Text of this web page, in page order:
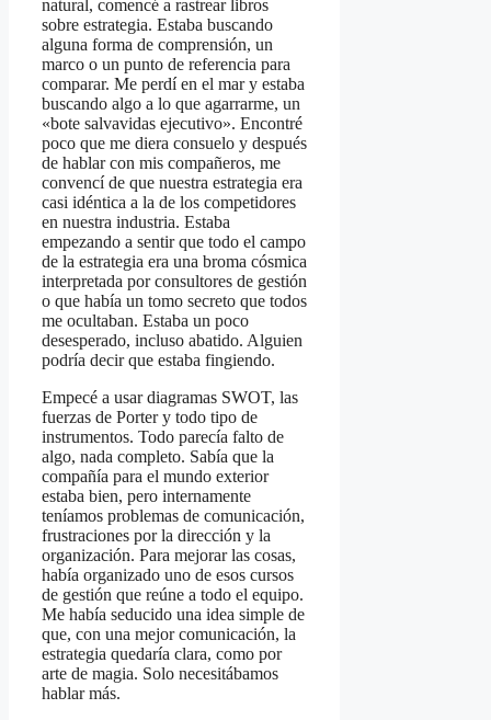
natural, comencé a rastrear libros
sobre estrategia. Estaba buscando
alguna forma de comprensión, un
marco o un punto de referencia para
comparar. Me perdí en el mar y estaba
buscando algo a lo que agarrarme, un
«bote salvavidas ejecutivo». Encontré
poco que me diera consuelo y después
de hablar con mis compañeros, me
convencí de que nuestra estrategia era
casi idéntica a la de los competidores
en nuestra industria. Estaba
empezando a sentir que todo el campo
de la estrategia era una broma cósmica
interpretada por consultores de gestión
o que había un tomo secreto que todos
me ocultaban. Estaba un poco
desesperado, incluso abatido. Alguien
podría decir que estaba fingiendo.
Empecé a usar diagramas SWOT, las
fuerzas de Porter y todo tipo de
instrumentos. Todo parecía falto de
algo, nada completo. Sabía que la
compañía para el mundo exterior
estaba bien, pero internamente
teníamos problemas de comunicación,
frustraciones por la dirección y la
organización. Para mejorar las cosas,
había organizado uno de esos cursos
de gestión que reúne a todo el equipo.
Me había seducido una idea simple de
que, con una mejor comunicación, la
estrategia quedaría clara, como por
arte de magia. Solo necesitábamos
hablar más.